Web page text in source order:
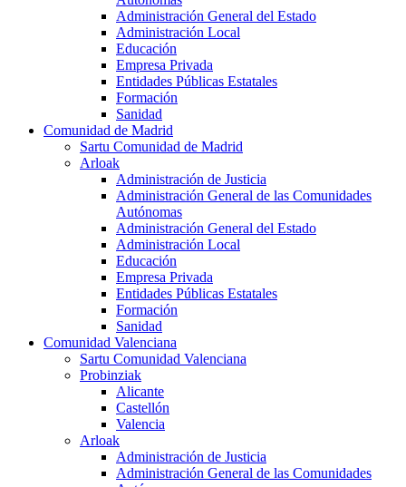
Administración General del Estado
Administración Local
Educación
Empresa Privada
Entidades Públicas Estatales
Formación
Sanidad
Comunidad de Madrid
Sartu Comunidad de Madrid
Arloak
Administración de Justicia
Administración General de las Comunidades
Autónomas
Administración General del Estado
Administración Local
Educación
Empresa Privada
Entidades Públicas Estatales
Formación
Sanidad
Comunidad Valenciana
Sartu Comunidad Valenciana
Probinziak
Alicante
Castellón
Valencia
Arloak
Administración de Justicia
Administración General de las Comunidades